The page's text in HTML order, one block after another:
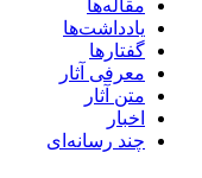
مقاله‌ها
یادداشت‌ها
گفتارها
معرفی آثار
متن آثار
اخبار
چند رسانه‌ای